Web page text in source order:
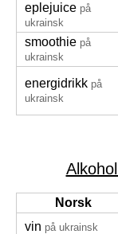
eplejuice på
ukrainsk
smoothie på
ukrainsk
energidrikk på
ukrainsk
Norsk
vin på ukrainsk